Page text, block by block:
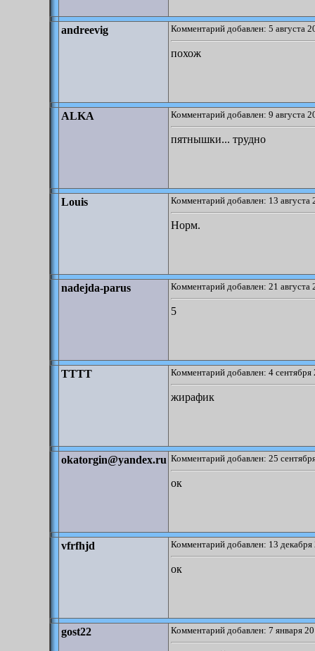
andreevig Комментарий добавлен: 5 августа
похож
ALKA Комментарий добавлен: 9 августа
пятнышки... трудно
Louis Комментарий добавлен: 13 августа
Норм.
nadejda-parus Комментарий добавлен: 21 августа
5
TTTT Комментарий добавлен: 4
жирафик
okatorgin@yandex.ru Комментарий добавлен: 25
ок
vfrfhjd Комментарий добавлен: 13
ок
gost22 Комментарий добавлен: 7 января